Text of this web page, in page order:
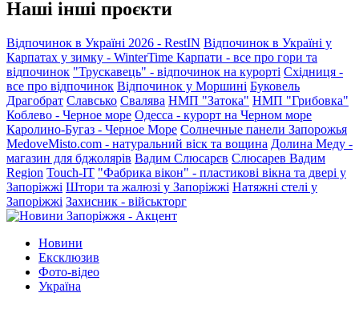
Наші інші проєкти
Відпочинок в Україні 2026 - RestIN Відпочинок в Україні у
Карпатах у зимку - WinterTime Карпати - все про гори та
відпочинок "Трускавець" - відпочинок на курорті Східниця -
все про відпочинок Відпочинок у Моршині Буковель
Драгобрат Славсько Свалява НМП "Затока" НМП "Грибовка"
Коблево - Черное море Одесса - курорт на Черном море
Каролино-Бугаз - Черное Море Солнечные панели Запорожья
MedoveMisto.com - натуральний віск та вощина Долина Меду -
магазин для бджолярів Вадим Слюсарєв Слюсарев Вадим
Region Touch-IT "Фабрика вікон" - пластикові вікна та двері у
Запоріжжі Штори та жалюзі у Запоріжжі Натяжні стелі у
Запоріжжі Захисник - військторг
Новини
Ексклюзив
Фото-відео
Україна